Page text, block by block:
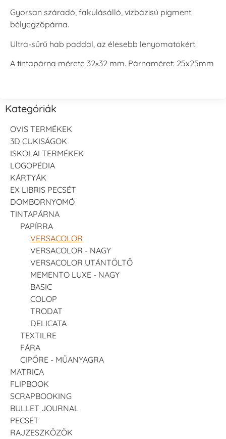
Gyorsan száradó, fakulásálló, vízbázisú pigment
bélyegzőpárna.
Ultra-sűrű hab paddal, az élesebb lenyomatokért.
A tintapárna mérete 32×32 mm. Párnaméret: 25x25mm
Kategóriák
OVIS TERMÉKEK
3D CUKISÁGOK
ISKOLAI TERMÉKEK
LOGOPÉDIA
KÁRTYÁK
EX LIBRIS PECSÉT
DOMBORNYOMÓ
TINTAPÁRNA
PAPÍRRA
VERSACOLOR
VERSACOLOR - NAGY
VERSACOLOR UTÁNTÖLTŐ
MEMENTO LUXE - NAGY
BASIC
COLOP
TRODAT
DELICATA
TEXTILRE
FÁRA
CIPŐRE - MŰANYAGRA
MATRICA
FLIPBOOK
SCRAPBOOKING
BULLET JOURNAL
PECSÉT
RAJZESZKÖZÖK